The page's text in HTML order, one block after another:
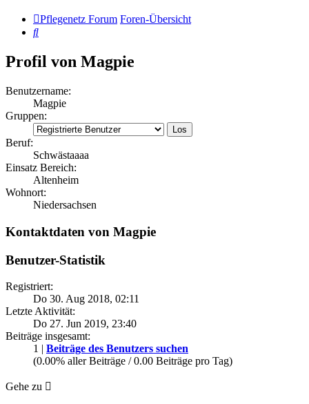
Pflegenetz Forum Foren-Übersicht
Suche
Profil von Magpie
Benutzername:
Magpie
Gruppen:
Beruf:
Schwästaaaa
Einsatz Bereich:
Altenheim
Wohnort:
Niedersachsen
Kontaktdaten von Magpie
Benutzer-Statistik
Registriert:
Do 30. Aug 2018, 02:11
Letzte Aktivität:
Do 27. Jun 2019, 23:40
Beiträge insgesamt:
1 | Beiträge des Benutzers suchen
(0.00% aller Beiträge / 0.00 Beiträge pro Tag)
Gehe zu